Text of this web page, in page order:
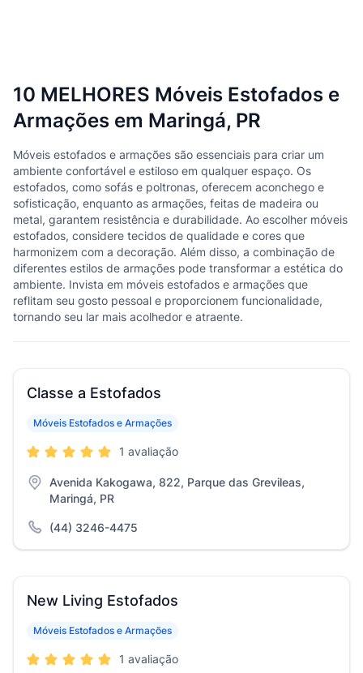
10 MELHORES Móveis Estofados e
Armações em Maringá, PR
Móveis estofados e armações são essenciais para criar um
ambiente confortável e estiloso em qualquer espaço. Os
estofados, como sofás e poltronas, oferecem aconchego e
sofisticação, enquanto as armações, feitas de madeira ou
metal, garantem resistência e durabilidade. Ao escolher móveis
estofados, considere tecidos de qualidade e cores que
harmonizem com a decoração. Além disso, a combinação de
diferentes estilos de armações pode transformar a estética do
ambiente. Invista em móveis estofados e armações que
reflitam seu gosto pessoal e proporcionem funcionalidade,
tornando seu lar mais acolhedor e atraente.
Classe a Estofados
Móveis Estofados e Armações
1 avaliação
Avenida Kakogawa, 822, Parque das Grevileas,
Maringá, PR
(44) 3246-4475
New Living Estofados
Móveis Estofados e Armações
1 avaliação